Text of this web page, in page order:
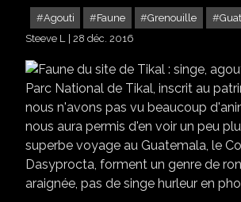
Agouti Faune Grenouille
Steeve L
28 déc. 2016
Parc National de Tikal, inscrit au
nous n'avons pas vu beaucoup
nous aura permis d'en voir un peu
superbe voyage au Guatemala, le
Dasyprocta, forment un genre de
araignée, pas de singe hurleur en